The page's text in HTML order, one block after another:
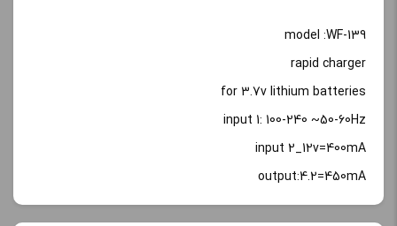
model :WF-139
rapid charger
for 3.7v lithium batteries
input 1: 100-240 ~50-60Hz
input 2_12v=400mA
output:4.2=450mA